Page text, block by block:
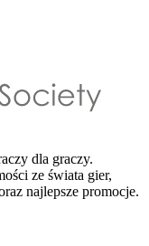
dla graczy.
ze świata gier,
najlepsze promocje.